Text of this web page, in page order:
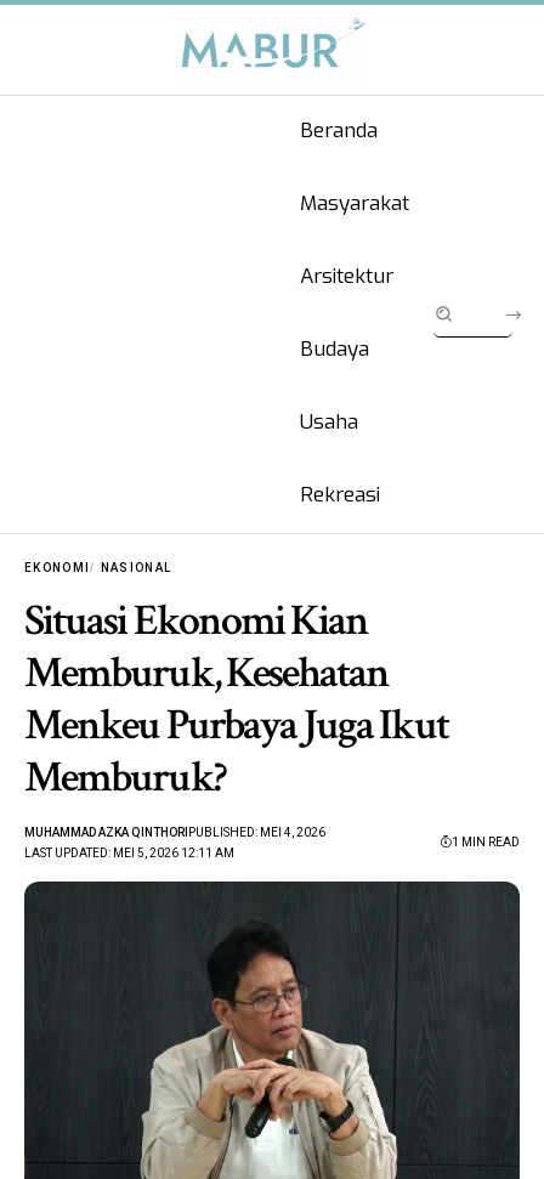
Beranda
Masyarakat
Arsitektur
Budaya
Usaha
Rekreasi
EKONOMI NASIONAL
Situasi Ekonomi Kian
Memburuk, Kesehatan
Menkeu Purbaya Juga Ikut
Memburuk?
LAST UPDATED: MEI 5, 2026 12:11 AM
MUHAMMAD AZKA QINTHORI PUBLISHED: MEI 4, 2026
1 MIN READ